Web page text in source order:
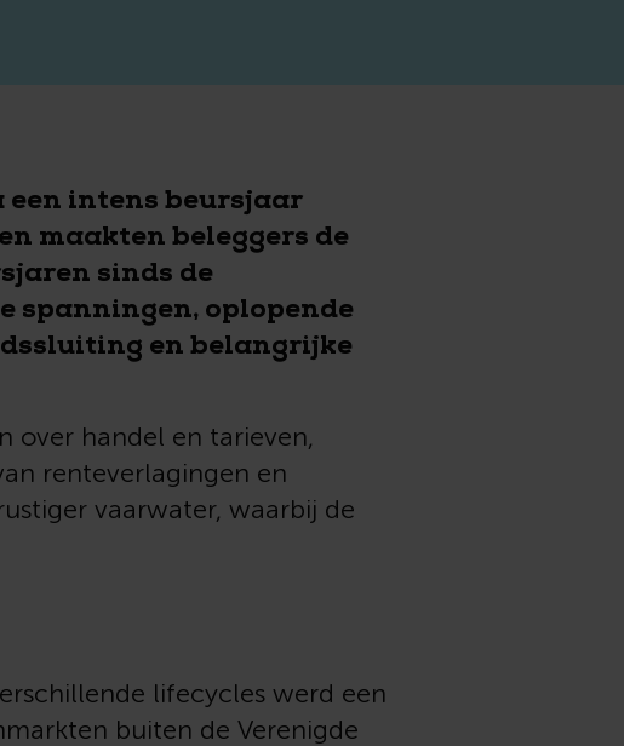
een intens beursjaar
maakten beleggers de
sinds de
spanningen, oplopende
en belangrijke
over handel en tarieven,
renteverlagingen en
vaarwater, waarbij de
lifecycles werd een
buiten de Verenigde